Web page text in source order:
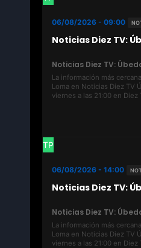
06/08/2026 - 09:00
Noticias Diez TV:
Noticias Diez TV:
La información más
Loma en Noticias Diez TV
viernes a las 21:00 en Diez
TP
06/08/2026 - 14:00
Noticias Diez TV:
Noticias Diez TV:
La información más
Loma en Noticias Diez TV
viernes a las 21:00 en Diez